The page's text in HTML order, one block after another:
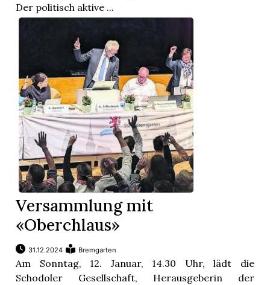
Der politisch aktive ...
Versammlung mit
«Oberchlaus»
31.12.2024 Bremgarten
Am Sonntag, 12. Januar, 14.30 Uhr, lädt die
Schodoler Gesellschaft, Herausgeberin der